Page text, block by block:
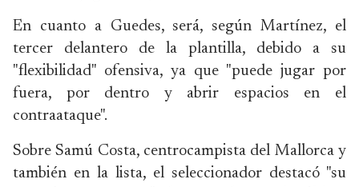
En cuanto a Guedes, será, según Martínez, el
tercer delantero de la plantilla, debido a su
"flexibilidad" ofensiva, ya que "puede jugar por
fuera, por dentro y abrir espacios en el
contraataque".
Sobre Samú Costa, centrocampista del Mallorca y
también en la lista, el seleccionador destacó "su